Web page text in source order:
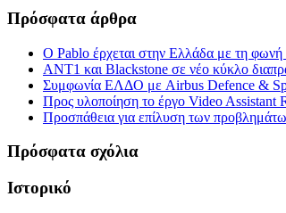
Πρόσφατα άρθρα
Ο Pablo έρχεται στην Ελλάδα με τη
ΑΝΤ1 και Blackstone σε νέο κύκλο
Συμφωνία ΕΛΔΟ με Airbus Defence &
Προς υλοποίηση το έργο Video Assistant
Προσπάθεια για επίλυση των
Πρόσφατα σχόλια
Ιστορικό